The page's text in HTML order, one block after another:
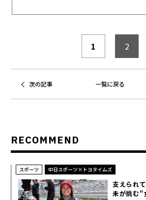
1 2
次の記事 一覧に戻る
RECOMMEND
スポーツ 中日スポーツ×トヨタイムズ
支えられ
未が挑む"